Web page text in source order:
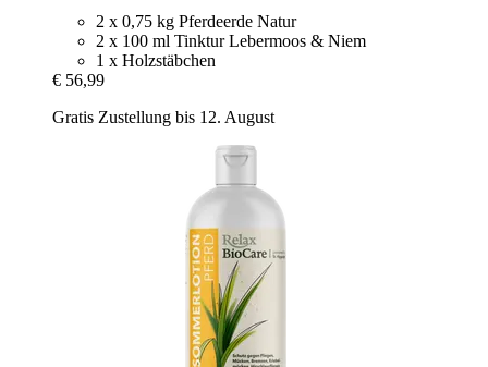
2 x 0,75 kg Pferdeerde Natur
2 x 100 ml Tinktur Lebermoos & Niem
1 x Holzstäbchen
€ 56,99
Gratis Zustellung bis 12. August